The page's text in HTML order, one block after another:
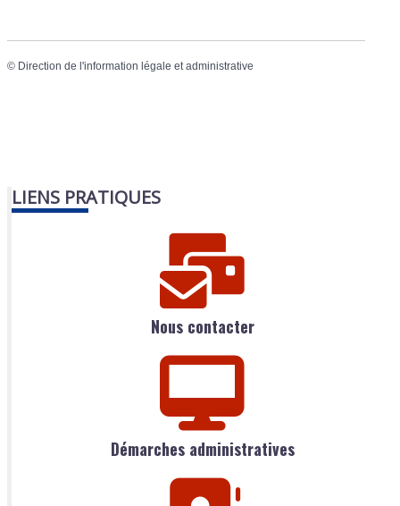
© Direction de l'information légale et administrative
LIENS PRATIQUES
Nous contacter
Démarches administratives